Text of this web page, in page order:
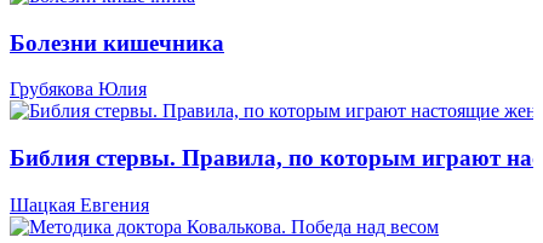
Болезни кишечника
Грубякова Юлия
Библия стервы. Правила, по которым играют
Шацкая Евгения